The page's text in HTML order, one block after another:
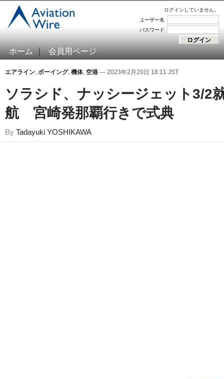
ログインしていません。
ユーザー名
パスワード
ホーム 会員用ページ
エアライン, ボーイング, 機体, 空港 — 2023年2月20日 18:11 JST
ソラシド、ナッシージェット3/2
航 宮崎発那覇行きで式典
By Tadayuki YOSHIKAWA